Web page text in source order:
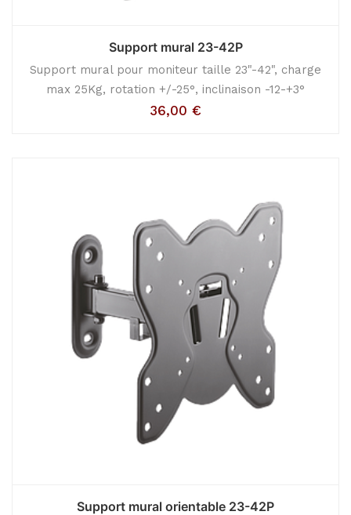
Support mural 23-42P
Support mural pour moniteur taille 23"-42", charge
max 25Kg, rotation +/-25°, inclinaison -12-+3°
36,00 €
Support mural orientable 23-42P